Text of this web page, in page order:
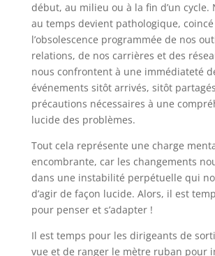
début, au milieu ou à la fin d’un
au temps devient pathologique,
l’obsolescence programmée de nos
relations, de nos carrières et des
nous confrontent à une immédiateté
événements sitôt arrivés, sitôt
précautions nécessaires à une
lucide des problèmes.
Tout cela représente une charge
encombrante, car les changements
dans une instabilité perpétuelle qui
d’agir de façon lucide. Alors, il est
pour penser et s’adapter !
Il est temps pour les dirigeants de
vue et de ranger le mètre ruban pour